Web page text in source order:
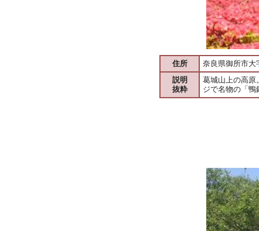
住所
奈良県御所市大
説明
抜粋
葛城山上の高原
ジで名物の「鴨